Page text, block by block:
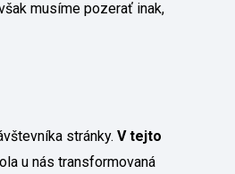
musíme pozerať inak,
stránky.V tejto
u nás transformovaná